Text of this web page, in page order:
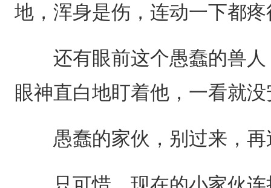
地，浑身是伤，连动一下都
还有眼前这个愚蠢的兽人
眼神直白地盯着他，一看就
愚蠢的家伙，别过来，再